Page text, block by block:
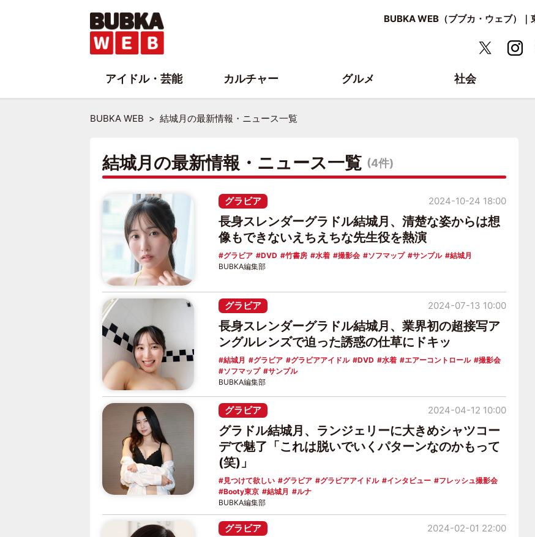
BUBKA WEB（ブブカ・ウェブ）
BUBKA WEB 結城月の最新情報・ニュース一覧
結城月の最新情報・ニュース一覧 (4件)
グラビア
長身スレンダーグラドル結城月、清楚な姿からは想
像もできないえちえちな先生役を熱演
グラビア DVD 竹書房 水着 撮影会 ソフマップ サンプル 結城月
2024-10-24 18:00
BUBKA編集部
グラビア
長身スレンダーグラドル結城月、業界初の超接写ア
ングルレンズで迫った誘惑の仕草にドキッ
結城月 グラビア グラビアアイドル DVD 水着 エアーコントロール
撮影会
ソフマップ
サンプル
2024-07-13 10:00
BUBKA編集部
グラビア
グラドル結城月、ランジェリーに大きめシャツコー
デで魅了「これは脱いでいくパターンなのかもって
(笑)」
見つけて欲しい グラビア グラビアアイドル インタビュー
フレッシュ撮影会
Booty東京
結城月 ルナ
2024-04-12 10:00
BUBKA編集部
グラビア 2024-02-01 22:00
アイドル・芸能 カルチャー グルメ 社会